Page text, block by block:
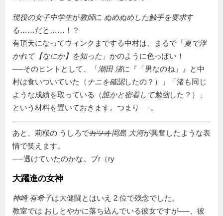
現役の女子中学生が教師に ぬめぬめした触手を要求す
る……だと……！？
有頂天になってウィンクまでする中村は、まるで「夏で浮
かれて【なにか】を知った 」かのように色っぽい！
──そのヒントとして、「潮田 渚に『 男なのね
』と中
村は食いついていた（ ナニを確認したの？）」「渚も同じ
ような成績を取っている（誰かと密着して勉強した？）」
という材料を置いておきます。つまり──。
あと、莉桜の うしろでカツオ岡島 大河が興奮したような表
情で笑えます。
──透けていたのかな。ブr（ry
大躍進の女神
神崎 有希子は大健闘とはいえ 2 位で残念でした。
教室では おしとやかに落ち込んでいる彼女ですが──、彼